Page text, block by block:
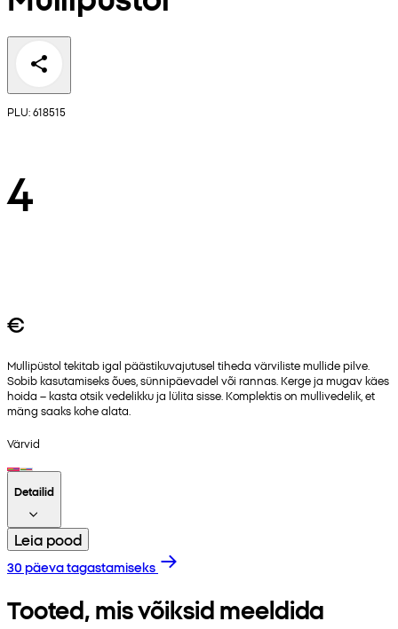
PLU: 618515
4
€
Mullipüstol tekitab igal päästikuvajutusel tiheda värviliste mullide pilve.
Sobib kasutamiseks õues, sünnipäevadel või rannas. Kerge ja mugav käes
hoida – kasta otsik vedelikku ja lülita sisse. Komplektis on mullivedelik, et
mäng saaks kohe alata.
Värvid
Detailid
Leia pood
30 päeva tagastamiseks
Tooted, mis võiksid meeldida